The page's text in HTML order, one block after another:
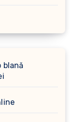
blană